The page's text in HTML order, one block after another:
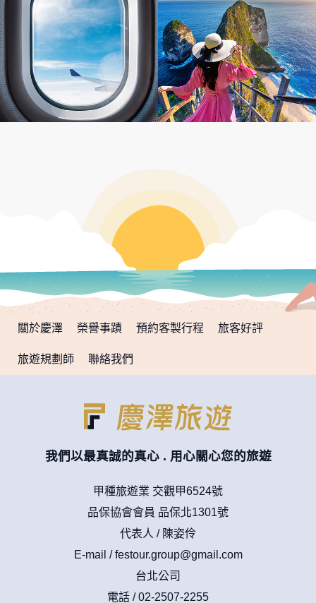
薦！
詳細，只要有任何小問題都很貼心回答並給予建
議👍👍👍 服務很優秀👏
關於慶澤 榮譽事蹟 預約客製行程 旅客好評
旅遊規劃師 聯絡我們
我們以最真誠的真心 . 用心關心您的旅遊
甲種旅遊業 交觀甲6524號
品保協會會員 品保北1301號
代表人 / 陳姿伶
E-mail /festour.group@gmail.com
台北公司
電話 / 02-2507-2255